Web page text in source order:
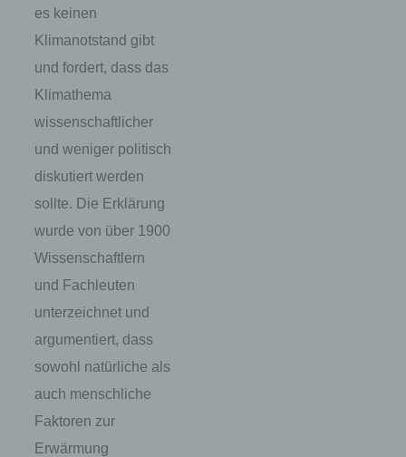
es keinen
Klimanotstand gibt
und fordert, dass das
Klimathema
wissenschaftlicher
und weniger politisch
diskutiert werden
sollte. Die Erklärung
wurde von über 1900
Wissenschaftlern
und Fachleuten
unterzeichnet und
argumentiert, dass
sowohl natürliche als
auch menschliche
Faktoren zur
Erwärmung